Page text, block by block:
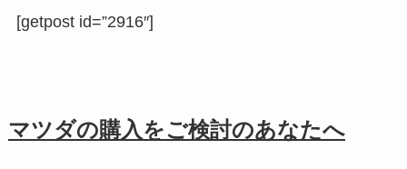
[getpost id=”2916″]
マツダの購入をご検討のあなたへ